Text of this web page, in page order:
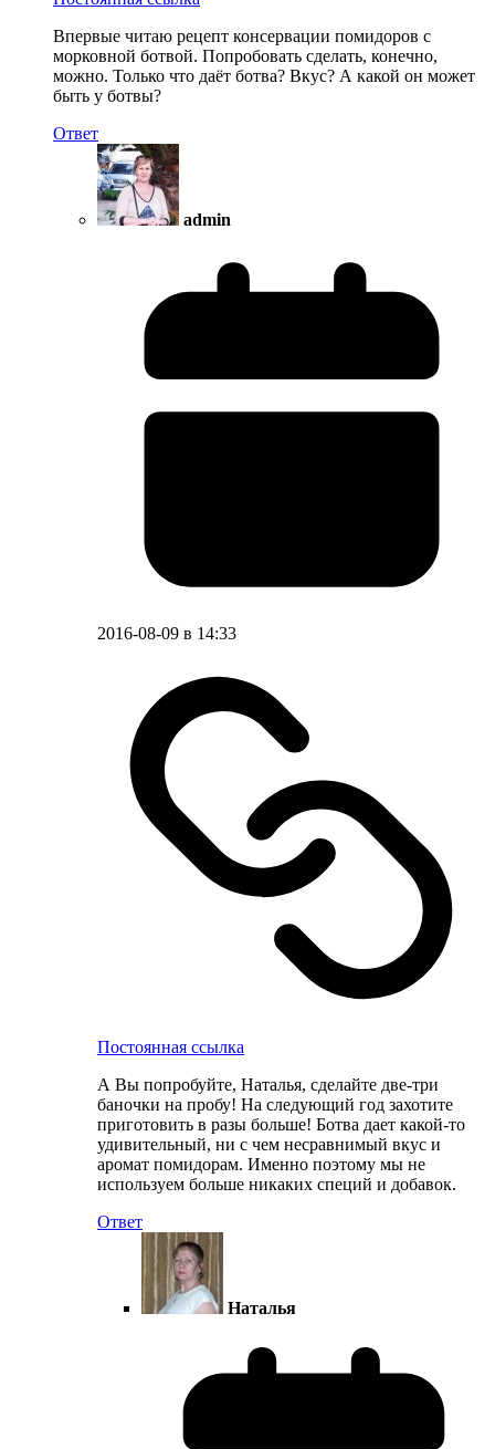
Впервые читаю рецепт консервации помидоров с
морковной ботвой. Попробовать сделать, конечно,
можно. Только что даёт ботва? Вкус? А какой он может
быть у ботвы?
Ответ
admin
2016-08-09 в 14:33
Постоянная ссылка
А Вы попробуйте, Наталья, сделайте две-три
баночки на пробу! На следующий год захотите
приготовить в разы больше! Ботва дает какой-то
удивительный, ни с чем несравнимый вкус и
аромат помидорам. Именно поэтому мы не
используем больше никаких специй и добавок.
Ответ
Наталья